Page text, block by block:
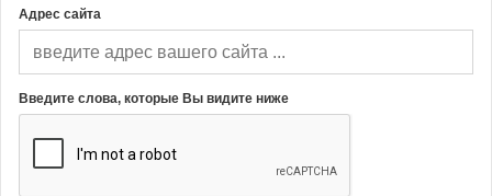
Адрес сайта
Введите слова, которые Вы видите ниже